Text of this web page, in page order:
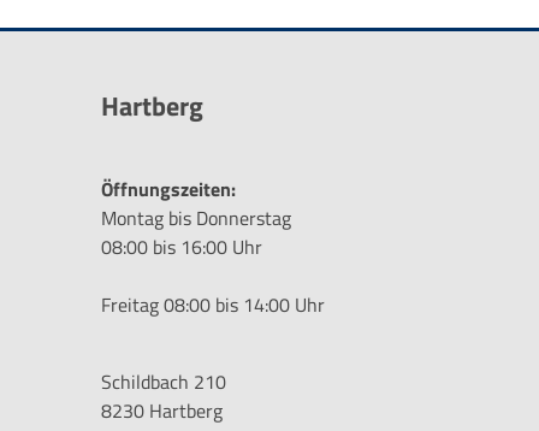
Hartberg
Öffnungszeiten:
Montag bis Donnerstag
08:00 bis 16:00 Uhr
Freitag 08:00 bis 14:00 Uhr
Schildbach 210
8230 Hartberg